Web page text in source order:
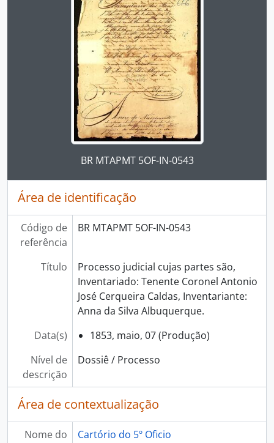
Ao clicar no link deste título da descrição a
BR MTAPMT 5OF-IN-0543
Área de identificação
Código de
referência
BR MTAPMT 5OF-IN-0543
Título
Processo judicial cujas partes são,
Inventariado: Tenente Coronel Antonio
José Cerqueira Caldas, Inventariante:
Anna da Silva Albuquerque.
Data(s)
1853, maio, 07 (Produção)
Nível de
descrição
Dossiê / Processo
Área de contextualização
Nome do
Cartório do 5º Oficio